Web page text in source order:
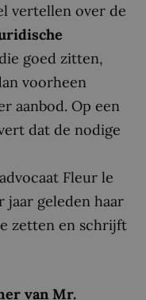
vertellen over de
goed zitten,
voorheen
aanbod. Op een
dat de nodige
Fleur le
jaar geleden haar
zetten en schrijft
van Mr.